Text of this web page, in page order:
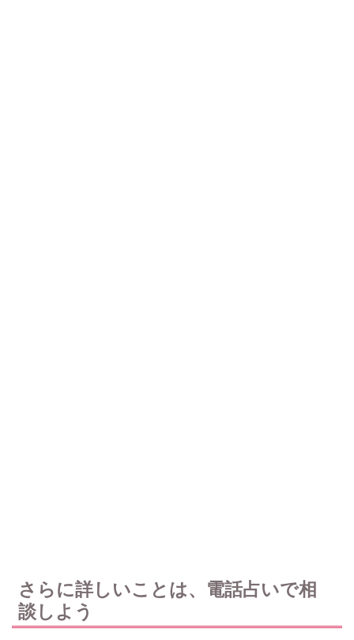
さらに詳しいことは、電話占いで相
談しよう